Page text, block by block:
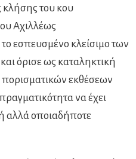
κλήσης του κου
Αχιλλέως
εσπευσμένο κλείσιμο των
όρισε ως καταληκτική
εκθέσεων
να έχει
αλλά οποιαδήποτε